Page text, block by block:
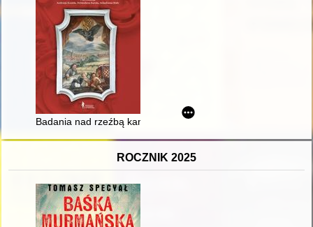
Badania nad rzeźbą kamienną na terenach księstwa
ROCZNIK 2025